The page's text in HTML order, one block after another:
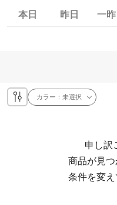
本日 昨日 一昨
カラー：未選択
申し訳
条件を変